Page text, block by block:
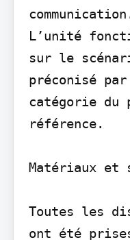
L’unité
sur le
préconisé
catégorie du
référence.
Matériaux et
Toutes les
ont été